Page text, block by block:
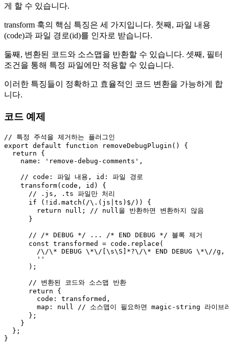
게 할 수 있습니다.
transform 훅의 핵심 특징은 세 가지입니다. 첫째, 파일 내용
(code)과 파일 경로(id)를 인자로 받습니다.
둘째, 변환된 코드와 소스맵을 반환할 수 있습니다. 셋째, 필터
조건을 통해 특정 파일에만 적용할 수 있습니다.
이러한 특징들이 정확하고 효율적인 코드 변환을 가능하게 합
니다.
코드 예제
// 특정 주석을 제거하는 플러그인
export default function removeDebugPlugin ( ) {
return {
name : 'remove-debug-comments' ,
// code: 파일 내용, id: 파일 경로
transform( code, id ) {
// .js, .ts 파일만 처리
if (!id. match ( /\.(js|ts)$/ )) {
return
null ; // null을 반환하면 변환하지 않음
      }
// /* DEBUG */ ... /* END DEBUG */ 블록 제거
const transformed = code. replace (
/\/\* DEBUG \*\/[\s\S]*?\/\* END DEBUG \*\//g ,
''
      );
// 변환된 코드와 소스맵 반환
return {
code : transformed,
map : null
// 소스맵이 필요하면 magic-string 라이브
      };
    }
  };